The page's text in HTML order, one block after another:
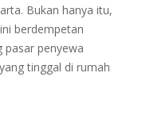
Bukan hanya itu,
berdempetan
pasar penyewa
tinggal di rumah